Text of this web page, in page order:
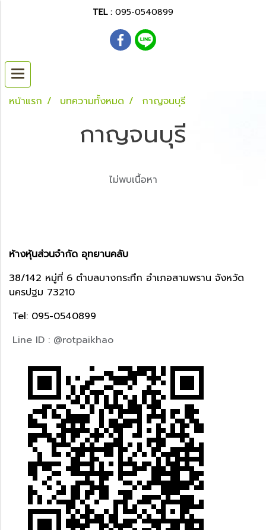
TEL : 095-0540899
หน้าแรก บทความทั้งหมด กาญจนบุรี
กาญจนบุรี
ไม่พบเนื้อหา
ห้างหุ้นส่วนจำกัด อุทยานคลับ
38/142 หมู่ที่ 6 ตำบลบางกระทึก อำเภอสามพราน จังหวัด
นครปฐม 73210
Tel: 095-0540899
Line ID : @rotpaikhao